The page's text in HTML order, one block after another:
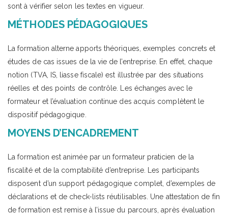
sont à vérifier selon les textes en vigueur.
MÉTHODES PÉDAGOGIQUES
La formation alterne apports théoriques, exemples concrets et
études de cas issues de la vie de l’entreprise. En effet, chaque
notion (TVA, IS, liasse fiscale) est illustrée par des situations
réelles et des points de contrôle. Les échanges avec le
formateur et l’évaluation continue des acquis complètent le
dispositif pédagogique.
MOYENS D’ENCADREMENT
La formation est animée par un formateur praticien de la
fiscalité et de la comptabilité d’entreprise. Les participants
disposent d’un support pédagogique complet, d’exemples de
déclarations et de check-lists réutilisables. Une attestation de fin
de formation est remise à l’issue du parcours, après évaluation